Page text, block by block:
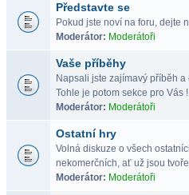
Představte se
Pokud jste noví na foru, dejte
Moderátor: Moderátoři
Vaše příběhy
Napsali jste zajímavý příběh
Tohle je potom sekce pro Vás !
Moderátor: Moderátoři
Ostatní hry
Volná diskuze o všech
nekomerčních, ať už jsou
Moderátor: Moderátoři